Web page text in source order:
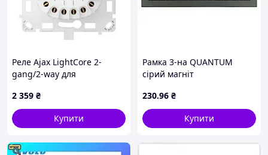
Реле Ajax LightCore 2-
gang/2-way для
вимикача
2 359 ₴
Купити
Рамка 3-на QUANTUM
сірий магніт
230.96 ₴
Купити